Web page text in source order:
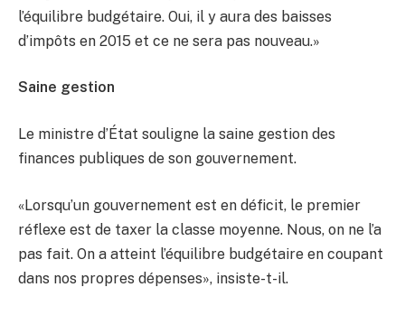
l’équilibre budgétaire. Oui, il y aura des baisses
d’impôts en 2015 et ce ne sera pas nouveau.»
Saine gestion
Le ministre d’État souligne la saine gestion des
finances publiques de son gouvernement.
«Lorsqu’un gouvernement est en déficit, le premier
réflexe est de taxer la classe moyenne. Nous, on ne l’a
pas fait. On a atteint l’équilibre budgétaire en coupant
dans nos propres dépenses», insiste-t-il.